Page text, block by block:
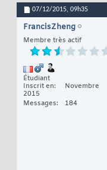
07/12/2015, 09h35
FrancisZheng
Membre très actif
Étudiant
Inscrit en
Novembre
2015
Messages
184